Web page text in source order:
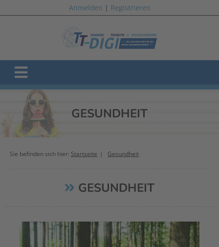
Anmelden | Registrieren
GESUNDHEIT
Sie befinden sich hier: Startseite Gesundheit
GESUNDHEIT